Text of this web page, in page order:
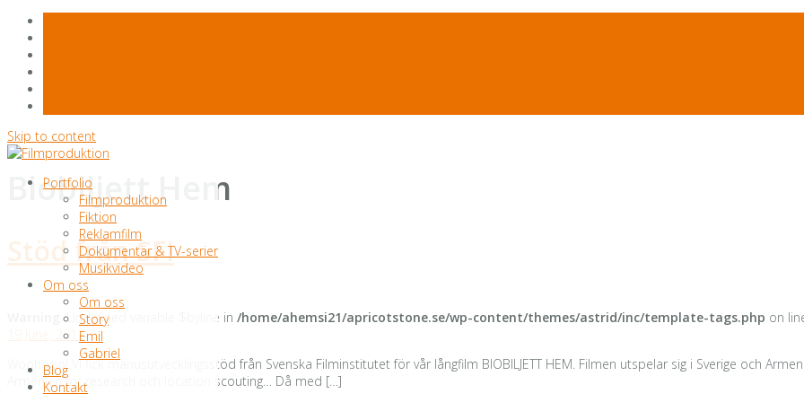
Skip to content
Portfolio
Filmproduktion
Fiktion
Reklamfilm
Dokumentär & TV-serier
Musikvideo
Om oss
Om oss
Story
Emil
Gabriel
Blog
Kontakt
Biobiljett Hem
Stöd från SFI
: Undefined variable $byline in /home/ahemsi21/apricotstone.se/wp-content/themes/astrid/inc/template-tags.php on
19 June, 2013
Woohooo! Vi fick manusutvecklingsstöd från Svenska Filminstitutet för vår långfilm BIOBILJETT HEM. Filmen utspelar sig i Sverige och
Armenien för research och location scouting… Då med […]